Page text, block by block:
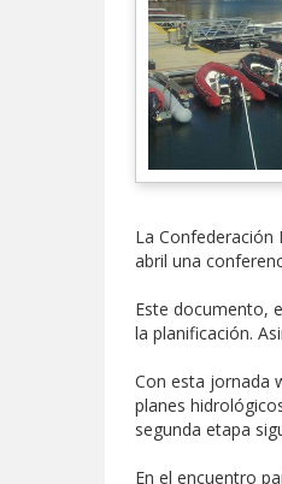
La Confederación
abril una
Este documento,
la planificación.
Con esta jornada
planes
segunda etapa
En el encuentro